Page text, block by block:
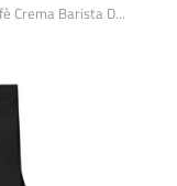
Crema Barista D...